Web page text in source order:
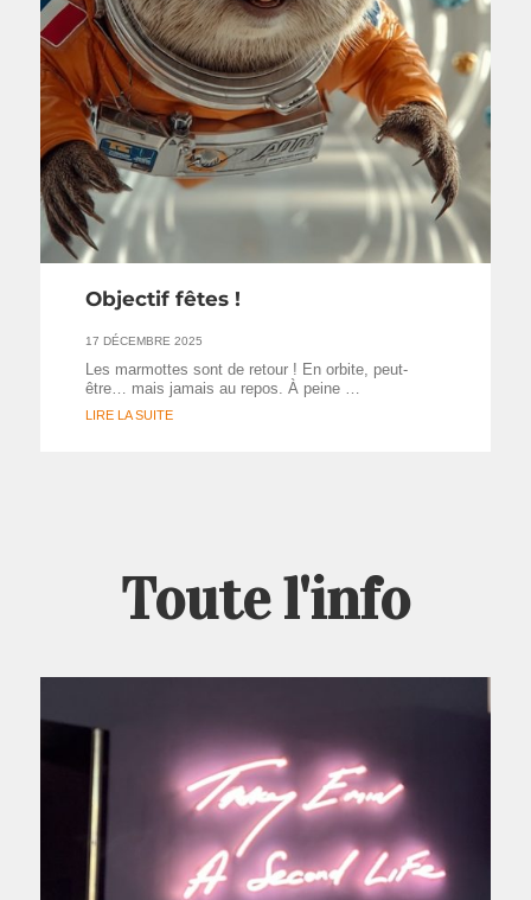
Objectif fêtes !
17 DÉCEMBRE 2025
Les marmottes sont de retour ! En orbite, peut-
être… mais jamais au repos. À peine …
LIRE LA SUITE
Toute l'info